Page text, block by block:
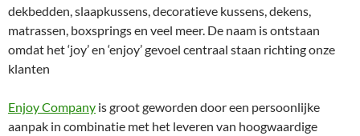
dekbedden, slaapkussens, decoratieve kussens, dekens,
matrassen, boxsprings en veel meer. De naam is ontstaan
omdat het ‘joy’ en ‘enjoy’ gevoel centraal staan richting onze
klanten
Enjoy Company is groot geworden door een persoonlijke
aanpak in combinatie met het leveren van hoogwaardige